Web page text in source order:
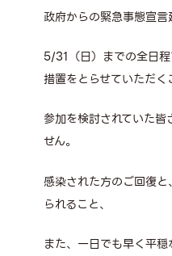
政府からの緊急事態宣言
5/31（日）までの全日
措置をとらせていただく
参加を検討されていた
せん。
感染された方のご回復
られること、
また、一日でも早く平